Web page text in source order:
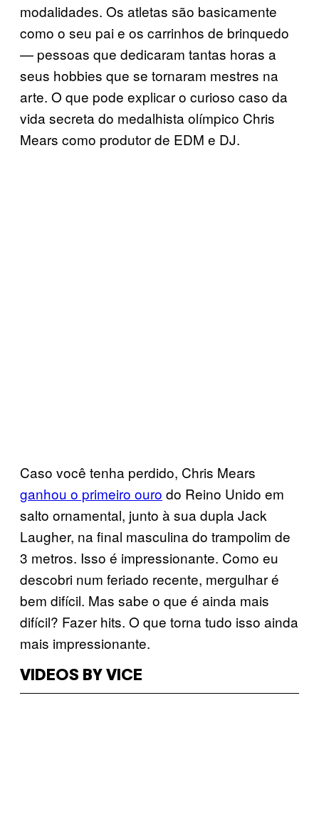
modalidades. Os atletas são basicamente
como o seu pai e os carrinhos de brinquedo
— pessoas que dedicaram tantas horas a
seus hobbies que se tornaram mestres na
arte. O que pode explicar o curioso caso da
vida secreta do medalhista olímpico Chris
Mears como produtor de EDM e DJ.
Caso você tenha perdido, Chris Mears
ganhou o primeiro ouro do Reino Unido em
salto ornamental, junto à sua dupla Jack
Laugher, na final masculina do trampolim de
3 metros. Isso é impressionante. Como eu
descobri num feriado recente, mergulhar é
bem difícil. Mas sabe o que é ainda mais
difícil? Fazer hits. O que torna tudo isso ainda
mais impressionante.
VIDEOS BY VICE